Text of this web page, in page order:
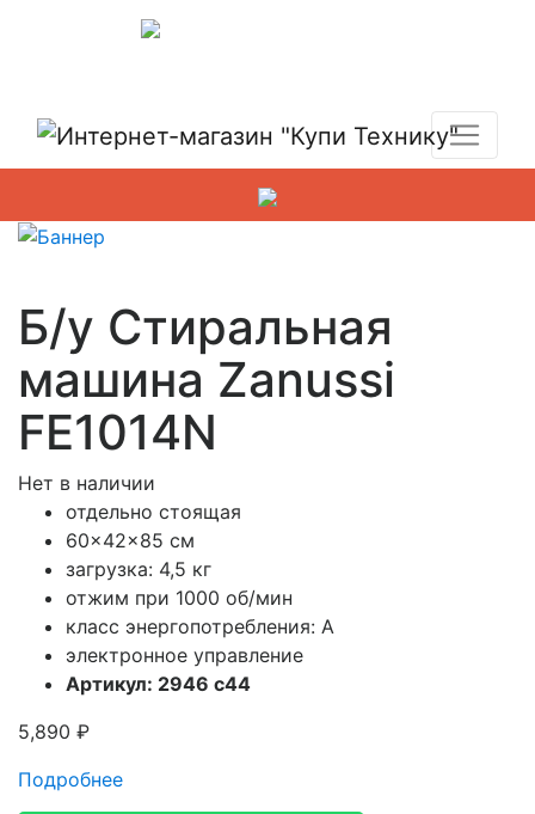
Б/у Стиральная
машина Zanussi
FE1014N
Нет в наличии
отдельно стоящая
60x42x85 см
загрузка: 4,5 кг
отжим при 1000 об/мин
класс энергопотребления: A
электронное управление
Артикул: 2946 c44
5,890 ₽
Подробнее